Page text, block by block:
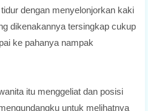
dengan menyelonjorkan kaki
dikenakannya tersingkap cukup
ke pahanya nampak
itu menggeliat dan posisi
untuk melihatnya